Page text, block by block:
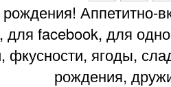
Аппетитно-
facebook, для
фкусности, ягоды,
рождения,